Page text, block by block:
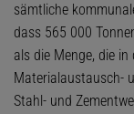
sämtliche
dass 565 000
als die Menge, die
Materialaustausch-
Stahl- und